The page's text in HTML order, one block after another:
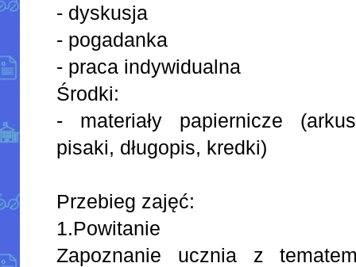
- dyskusja
- pogadanka
- praca indywidualna
Środki:
- materiały papiernicze
pisaki, długopis, kredki)
Przebieg zajęć:
1.Powitanie
Zapoznanie ucznia z